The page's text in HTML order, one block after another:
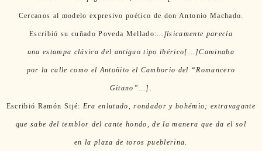
Cercanos al modelo expresivo poético de don Antonio Machado.
Escribió su cuñado Poveda Mellado: …físicamente parecía
una estampa clásica del antiguo tipo ibérico[…]Caminaba
por la calle como el Antoñito el Camborio del “Romancero
Gitano”…].
Escribió Ramón Sijé: Era enlutado, rondador y bohémio; extravagante
que sabe del temblor del cante hondo, de la manera que da el sol
en la plaza de toros pueblerina.